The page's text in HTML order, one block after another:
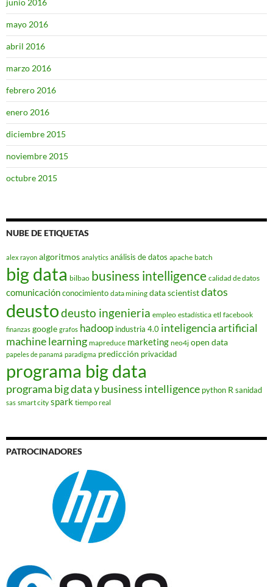
mayo 2016
abril 2016
marzo 2016
febrero 2016
enero 2016
diciembre 2015
noviembre 2015
octubre 2015
NUBE DE ETIQUETAS
alex rayon algoritmos analytics análisis de datos apache batch
big data bilbao business intelligence calidad de datos
comunicaciónconocimiento data mining data scientistdatos
deustodeusto ingenieria empleo estadística etl facebook
finanzas google grafos hadoop industria 4.0 inteligencia artificial
machine learning mapreduce marketing neo4j open data
papeles de panamá paradigma predicción privacidad
programa big data
programa big data y business intelligence python R sanidad
sas smart city spark tiempo real
PATROCINADORES